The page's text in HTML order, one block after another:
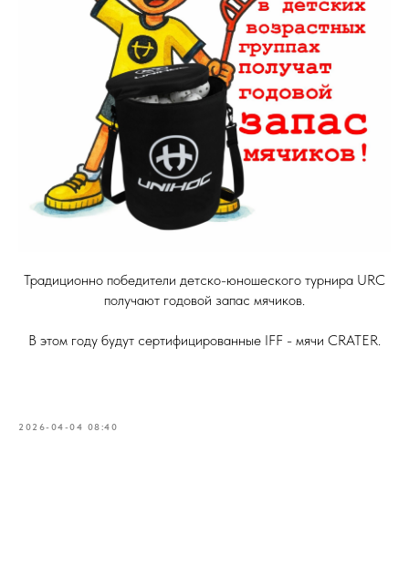
Традиционно победители детско-юношеского турнира URC
получают годовой запас мячиков.
В этом году будут сертифицированные IFF - мячи CRATER.
2026-04-04 08:40